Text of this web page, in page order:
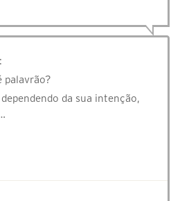
palavrão?
da sua intenção,